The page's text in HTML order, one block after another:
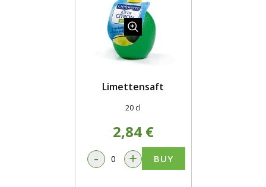
Limettensaft
20 cl
2,84 €
- + BUY